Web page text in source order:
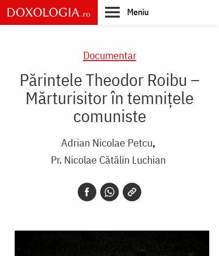
Skip
to
main
Meniu
Documentar
Părintele Theodor Roibu –
Mărturisitor în temnițele
comuniste
Adrian Nicolae Petcu
Pr. Nicolae Cătălin Luchian